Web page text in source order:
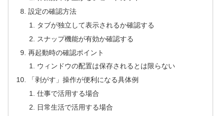
設定の確認方法
タブが独立して表示されるか確認する
スナップ機能が有効か確認する
再起動時の確認ポイント
ウィンドウの配置は保存されるとは限らない
「剥がす」操作が便利になる具体例
仕事で活用する場合
日常生活で活用する場合